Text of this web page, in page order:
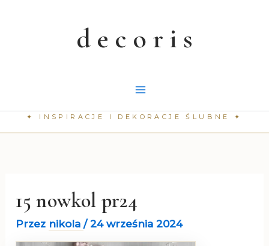
15 nowkol pr24
Przez nikola/24 września 2024